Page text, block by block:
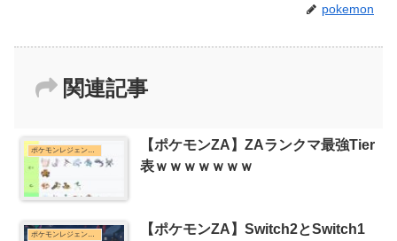
pokemon
関連記事
【ポケモンZA】ZAランクマ最強Tier
表ｗｗｗｗｗｗｗ
ポケモンレジェンズZ-Aまとめ
【ポケモンZA】Switch2とSwitch1